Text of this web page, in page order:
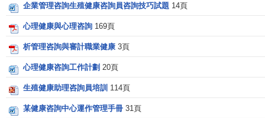
模式轉變為生物—心理—社會醫學模式，即從以前的“看病”
“治病”轉變為當今的“看病人”“治病人”，強調“人”的特殊性和重
要性，意識到一個人的思想、行為、情感，乃至認知、社會
活動對醫學的診斷和治療效果有影響。醫學模式的轉變對咨
詢工作者是一個鞭策。護理工作不僅僅局限於打針發藥，更
肉、有情感的病人，因而要給予更多的關愛和投入，把健康
咨詢與心理治療的方法相結合靈活應用到臨床工作當中，這
企業管理咨詢生殖健康咨詢員咨詢技巧試題 14頁
心理健康與心理咨詢 169頁
析管理咨詢與審計職業健康 3頁
心理健康咨詢工作計劃 20頁
生殖健康助理咨詢員培訓 114頁
某健康咨詢中心運作管理手冊 31頁